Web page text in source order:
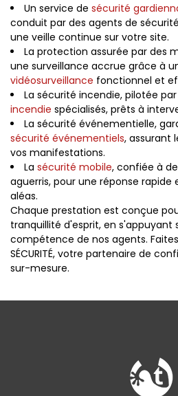
Un service de sécurité
conduit par des agents de
une veille continue sur votre site.
La protection assurée par des
une surveillance accrue grâce à
vidéosurveillance fonctionnel et
La sécurité incendie, pilotée
incendie spécialisés, prêts à
La sécurité événementielle,
sécurité événementiels, assurant
vos manifestations.
La sécurité mobile, confiée à
aguerris, pour une réponse
aléas.
Chaque prestation est conçue
tranquillité d'esprit, en s'appuyant
compétence de nos agents.
SÉCURITÉ, votre partenaire de
sur-mesure.